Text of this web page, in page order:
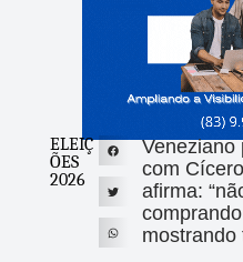
ELEIÇ
ÕES
2026
Veneziano
com
afirma:
mostrando